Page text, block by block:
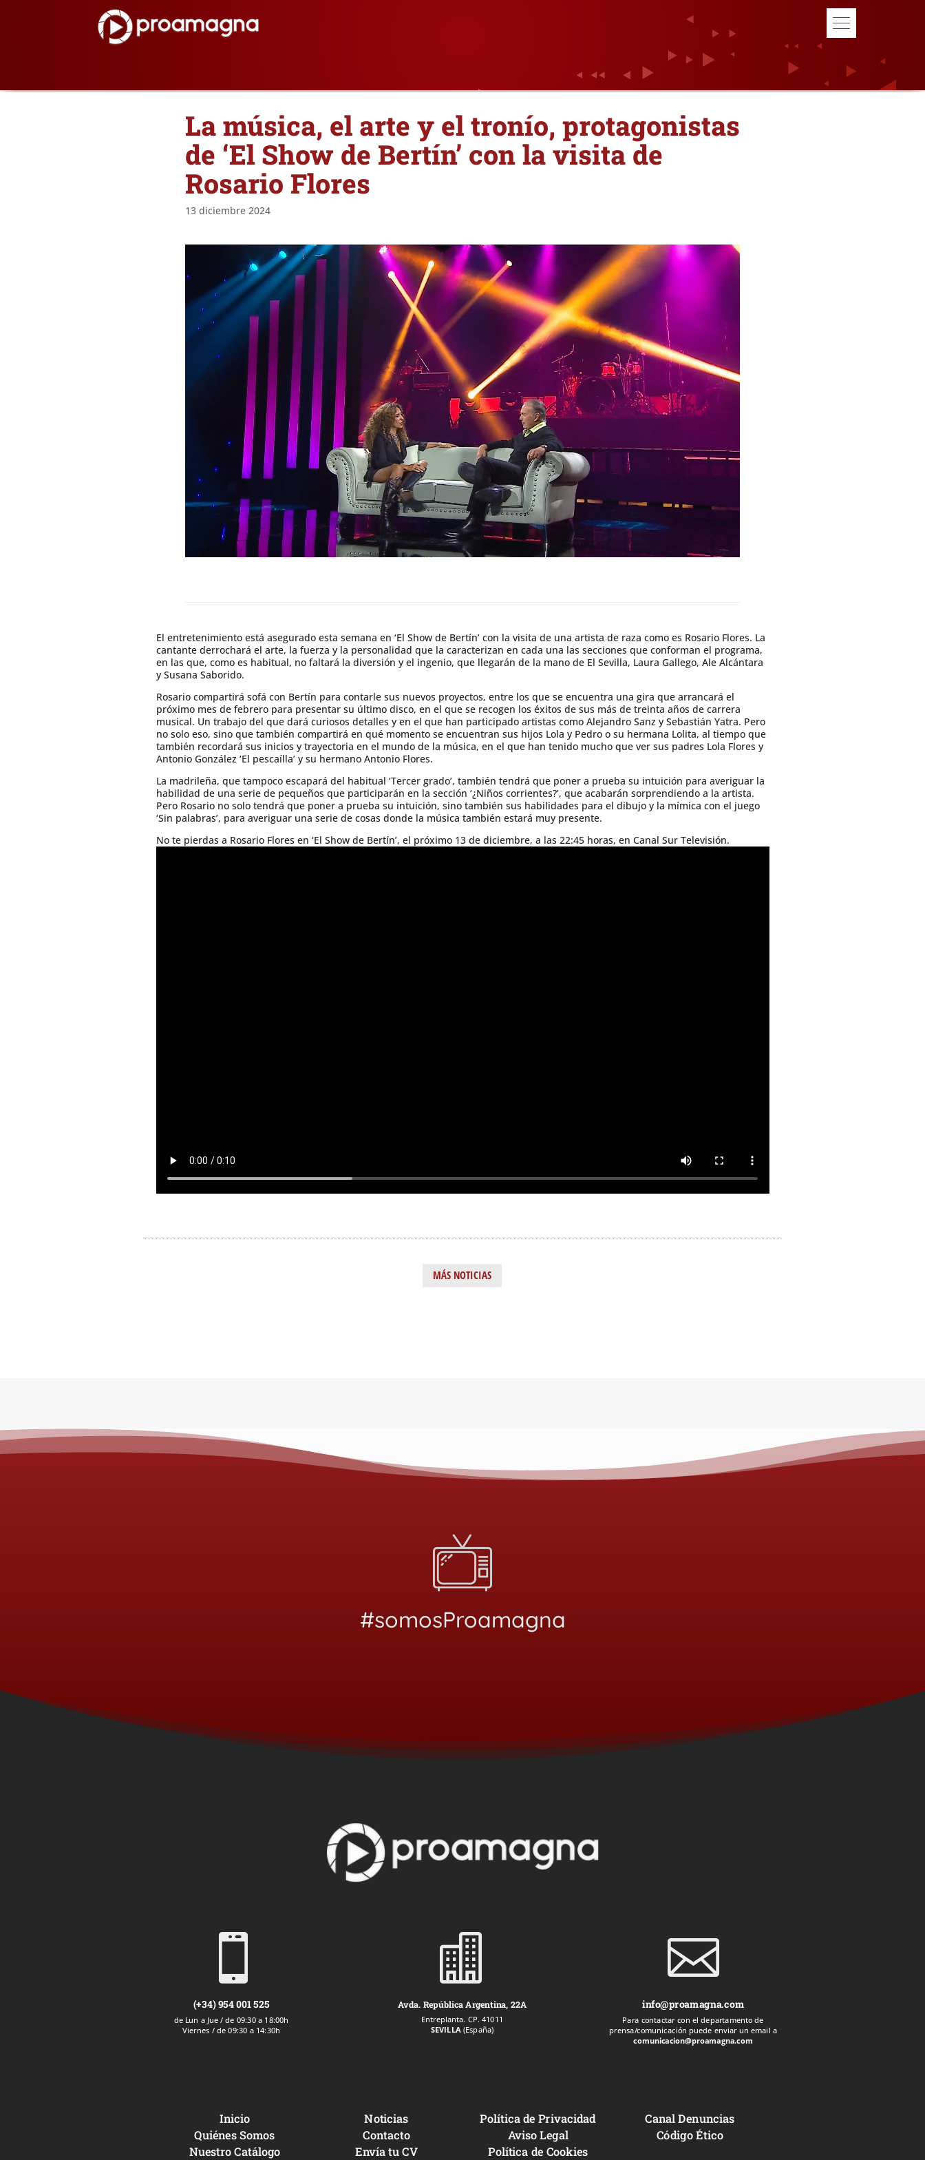
La música, el arte y el tronío, protagonistas
de ‘El Show de Bertín’ con la visita de
Rosario Flores
13 diciembre 2024
El entretenimiento está asegurado esta semana en ‘El Show de Bertín’ con la visita de una artista de raza como es Rosario Flores. La
cantante derrochará el arte, la fuerza y la personalidad que la caracterizan en cada una las secciones que conforman el programa,
en las que, como es habitual, no faltará la diversión y el ingenio, que llegarán de la mano de El Sevilla, Laura Gallego, Ale Alcántara
y Susana Saborido.
Rosario compartirá sofá con Bertín para contarle sus nuevos proyectos, entre los que se encuentra una gira que arrancará el
próximo mes de febrero para presentar su último disco, en el que se recogen los éxitos de sus más de treinta años de carrera
musical. Un trabajo del que dará curiosos detalles y en el que han participado artistas como Alejandro Sanz y Sebastián Yatra. Pero
no solo eso, sino que también compartirá en qué momento se encuentran sus hijos Lola y Pedro o su hermana Lolita, al tiempo que
también recordará sus inicios y trayectoria en el mundo de la música, en el que han tenido mucho que ver sus padres Lola Flores y
Antonio González ‘El pescaílla’ y su hermano Antonio Flores.
La madrileña, que tampoco escapará del habitual ‘Tercer grado’, también tendrá que poner a prueba su intuición para averiguar la
habilidad de una serie de pequeños que participarán en la sección ‘¿Niños corrientes?’, que acabarán sorprendiendo a la artista.
Pero Rosario no solo tendrá que poner a prueba su intuición, sino también sus habilidades para el dibujo y la mímica con el juego
‘Sin palabras’, para averiguar una serie de cosas donde la música también estará muy presente.
No te pierdas a Rosario Flores en ‘El Show de Bertín’, el próximo 13 de diciembre, a las 22:45 horas, en Canal Sur Televisión.
MÁS NOTICIAS
#somosProamagna

(+34) 954 001 525
de Lun a Jue / de 09:30 a 18:00h
Viernes / de 09:30 a 14:30h

Avda. República Argentina, 22A
Entreplanta. CP. 41011
SEVILLA (España)

info@proamagna.com
Para contactar con el departamento de
prensa/comunicación puede enviar un email a
comunicacion@proamagna.com
Inicio
Quiénes Somos
Nuestro Catálogo
Noticias
Contacto
Envía tu CV
Política de Privacidad
Aviso Legal
Política de Cookies
Canal Denuncias
Código Ético